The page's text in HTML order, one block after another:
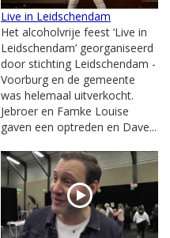
Live in Leidschendam
Het alcoholvrije feest ‘Live in
Leidschendam’ georganiseerd
door stichting Leidschendam -
Voorburg en de gemeente
was helemaal uitverkocht.
Jebroer en Famke Louise
gaven een optreden en Dave...